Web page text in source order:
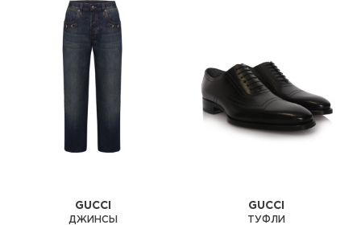
GUCCI
ДЖИНСЫ
GUCCI
ТУФЛИ